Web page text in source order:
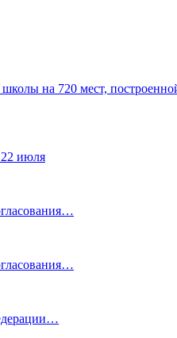
на 720 мест,
22 июля